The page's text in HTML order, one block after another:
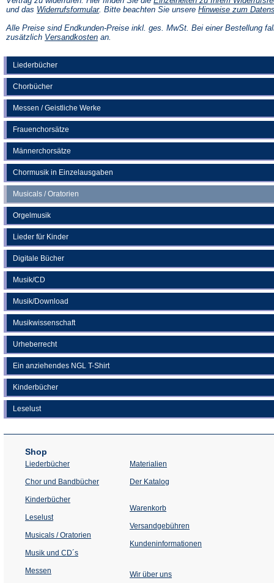
Liederbücher
Chorbücher
Messen / Geistliche Werke
Frauenchorsätze
Männerchorsätze
Chormusik in Einzelausgaben
Musicals / Oratorien
Orgelmusik
Lieder für Kinder
Digitale Bücher
Musik/CD
Musik/Download
Musikwissenschaft
Urheberrecht
Ein anziehendes NGL T-Shirt
Kinderbücher
Leselust
und das Widerrufsformular(Öffnet
einem
neuen
. Bitte beachten Sie unsere Hinweise zum
Alle Preise sind Endkunden-Preise inkl. ges. MwSt. Bei einer Bestellung
zusätzlich Versandkosten(Öffnet
an.
Shop
Liederbücher
Chor und Bandbücher
Kinderbücher
Leselust
Musicals / Oratorien
Musik und CD´s
Messen
Materialien
Der Katalog
Warenkorb
Versandgebühren
Kundeninformationen
Wir über uns